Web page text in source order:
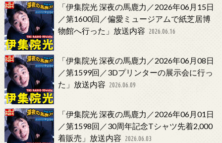
「伊集院光 深夜の馬鹿力／2026年06月15日
／第1600回／偏愛ミュージアムで紙芝居博
物館へ行った」放送内容 2026.06.16
「伊集院光 深夜の馬鹿力／2026年06月08日
／第1599回／3Dプリンターの展示会に行っ
た」放送内容 2026.06.09
「伊集院光 深夜の馬鹿力／2026年06月01日
／第1598回／30周年記念Tシャツ先着2,000
着販売」放送内容 2026.06.03